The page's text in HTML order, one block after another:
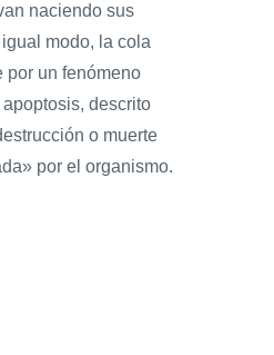
naciendo sus
modo, la cola
por un fenómeno
descrito
o muerte
por el organismo.